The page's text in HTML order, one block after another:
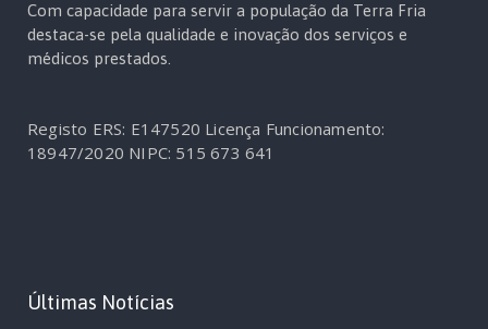
Com capacidade para servir a população da Terra Fria
destaca-se pela qualidade e inovação dos serviços e
médicos prestados.
Registo ERS: E147520 Licença Funcionamento:
18947/2020 NIPC: 515 673 641
Últimas Notícias